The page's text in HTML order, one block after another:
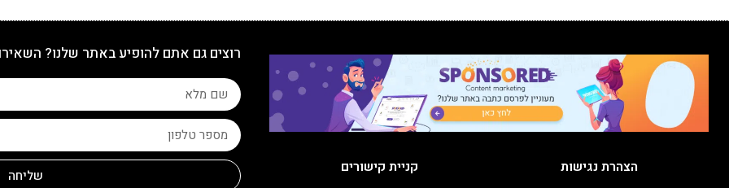
הצהרת נגישות קניית קישורים
רוצים גם אתם להופיע באתר שלנו?
שליחה